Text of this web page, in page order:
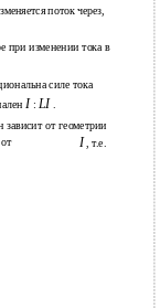
I , т.е.
поток через,
при изменении тока в
силе тока
I : LI.
от геометрии